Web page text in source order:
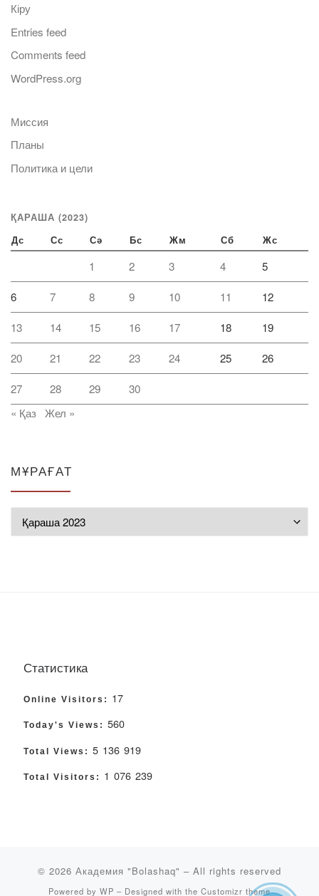
Кіру
Entries feed
Comments feed
WordPress.org
Миссия
Планы
Политика и цели
ҚАРАША (2023)
Дс Сс Сә Бс Жм Сб Жс
1 2 3 4 5
6 7 8 9 10 11 12
13 14 15 16 17 18 19
20 21 22 23 24 25 26
27 28 29
30
« Қаз
Жел »
МҰРАҒАТ
Статистика
Online Visitors: 17
Today's Views: 560
Total Views: 5 136 919
Total Visitors: 1 076 239
© 2026 Академия "Bolashaq" – All rights reserved
Powered by WP – Designed with the Customizr theme